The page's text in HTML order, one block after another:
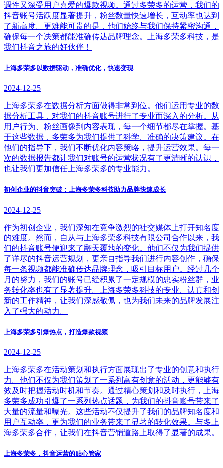
调性又深受用户喜爱的爆款视频。通过多荣多的运营，我们的
抖音账号活跃度显著提升，粉丝数量快速增长，互动率也达到
了新高度。更难能可贵的是，他们始终与我们保持紧密沟通，
确保每一个决策都能准确传达品牌理念。上海多荣多科技，是
我们抖音之旅的好伙伴！
上海多荣多以数据驱动，准确优化，快速变现
2024-12-25
上海多荣多在数据分析方面做得非常到位。他们运用专业的数
据分析工具，对我们的抖音账号进行了专业而深入的分析。从
用户行为、粉丝画像到内容表现，每一个细节都尽在掌握。基
于这些数据，多荣多为我们提供了科学、准确的决策建议。在
他们的指导下，我们不断优化内容策略，提升运营效果。每一
次的数据报告都让我们对账号的运营状况有了更清晰的认识，
也让我们更加信任上海多荣多的专业能力。
初创企业的抖音突破：上海多荣多科技助力品牌快速成长
2024-12-25
作为初创企业，我们深知在竞争激烈的社交媒体上打开知名度
的难度。然而，自从与上海多荣多科技有限公司合作以来，我
们的抖音账号便迎来了翻天覆地的变化。他们不仅为我们提供
了详尽的抖音运营规划，更亲自指导我们进行内容创作，确保
每一条视频都能准确传达品牌理念，吸引目标用户。经过几个
月的努力，我们的账号已经积累了一定规模的忠实粉丝群，业
务转化率也有了显著提升。上海多荣多科技的专业、认真和创
新的工作精神，让我们深感敬佩，也为我们未来的品牌发展注
入了强大的动力。
上海多荣多引爆热点，打造爆款视频
2024-12-25
上海多荣多在活动策划和执行方面展现出了专业的创意和执行
力。他们不仅为我们策划了一系列富有创意的活动，更能够有
效及时把握活动时机和节奏。通过精心策划和及时执行，上海
多荣多成功引爆了一系列热点话题，为我们的抖音账号带来了
大量的流量和曝光。这些活动不仅提升了我们的品牌知名度和
用户互动率，更为我们的业务带来了显著的转化效果。与多上
海多荣多合作，让我们在抖音营销道路上取得了显著的成果。
上海多荣多，抖音运营的贴心管家